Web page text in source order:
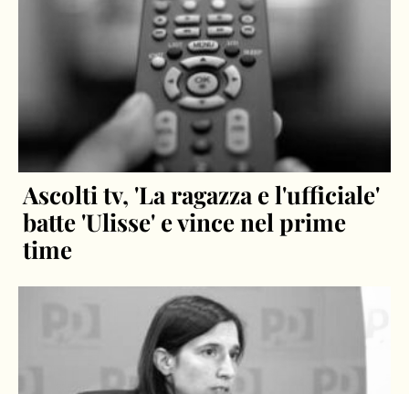
Ascolti tv, 'La ragazza e l'ufficiale'
batte 'Ulisse' e vince nel prime
time